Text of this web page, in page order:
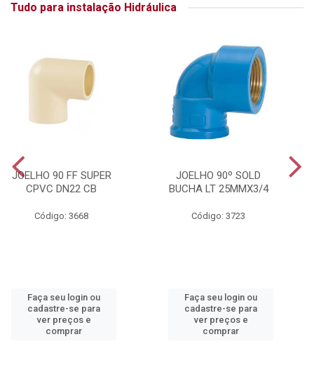
Tudo para instalação Hidráulica
JOELHO 90 FF SUPER
CPVC DN22 CB
Código: 3668
Faça seu login ou
cadastre-se para
ver preços e
comprar
JOELHO 90º SOLD
BUCHA LT 25MMX3/4
Código: 3723
Faça seu login ou
cadastre-se para
ver preços e
comprar